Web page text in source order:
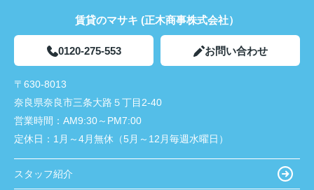
賃貸のマサキ (正木商事株式会社）
0120-275-553 お問い合わせ
〒630-8013
奈良県奈良市三条大路５丁目2-40
営業時間： AM9:30～PM7:00
定休日： 1月～4月無休（5月～12月毎週水曜日）
スタッフ紹介